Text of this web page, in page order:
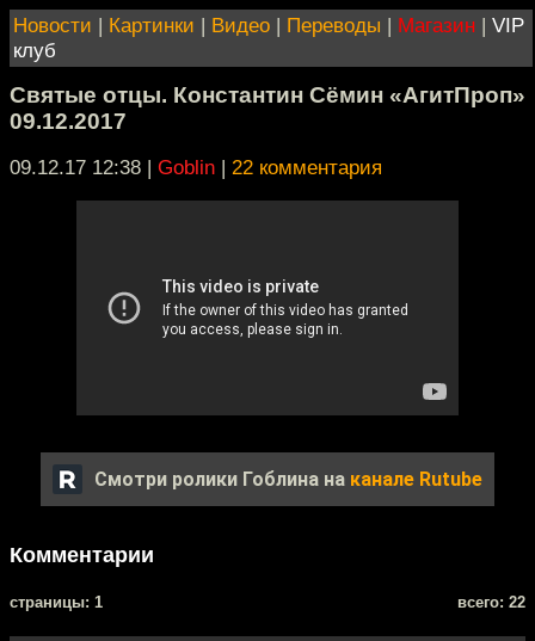
Новости | Картинки | Видео | Переводы | Магазин | VIP
клуб
Святые отцы. Константин Сёмин «АгитПроп»
09.12.2017
09.12.17 12:38 | Goblin | 22 комментария
Смотри ролики Гоблина на канале Rutube
Комментарии
cтраницы: 1 всего: 22